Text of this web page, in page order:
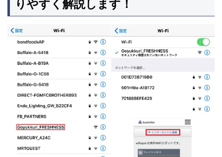
りやすく解説します！